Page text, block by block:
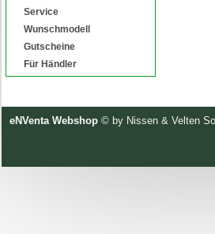
Service
Wunschmodell
Gutscheine
Für Händler
eNVenta Webshop © by Nissen & Velten